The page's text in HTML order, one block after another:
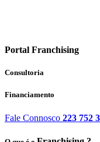
Portal Franchising
Consultoria
Financiamento
Fale Connosco 223 752